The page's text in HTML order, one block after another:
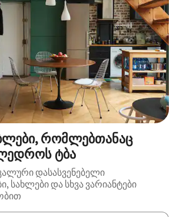
რომლებთანაც
ტბა
დასასვენებელი
სახლები და სხვა ვარიანტები